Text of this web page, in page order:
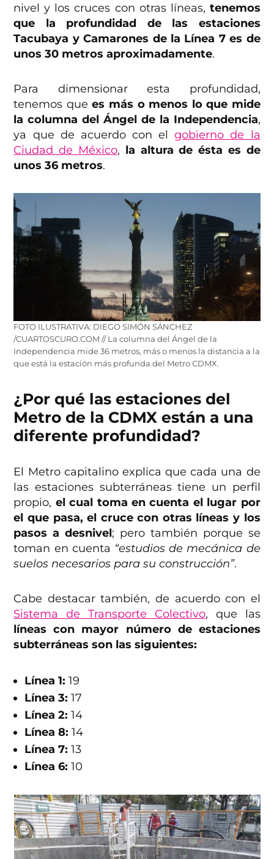
nivel y los cruces con otras líneas, tenemos
que la profundidad de las estaciones
Tacubaya y Camarones de la Línea 7 es de
unos 30 metros aproximadamente.
Para dimensionar esta profundidad,
tenemos quees más o menos lo que mide
la columna del Ángel de la Independencia,
ya que de acuerdo con elgobierno de la
Ciudad de México, la altura de ésta es de
unos 36 metros.
FOTO ILUSTRATIVA: DIEGO SIMÓN SÁNCHEZ
/CUARTOSCURO.COM // La columna del Ángel de la
Independencia mide 36 metros, más o menos la distancia a la
que está la estación más profunda del Metro CDMX.
¿Por qué las estaciones del
Metro de la CDMX están a una
diferente profundidad?
El Metro capitalino explica que cada una de
las estaciones subterráneas tiene un perfil
propio, el cual toma en cuenta el lugar por
el que pasa, el cruce con otras líneas y los
pasos a desnivel; pero también porque se
toman en cuenta “estudios de mecánica de
suelos necesarios para su construcción”.
Cabe destacar también, de acuerdo con el
Sistema de Transporte Colectivo, que las
líneas con mayor número de estaciones
subterráneas son las siguientes:
Línea 1: 19
Línea 3: 17
Línea 2: 14
Línea 8: 14
Línea 7: 13
Línea 6: 10